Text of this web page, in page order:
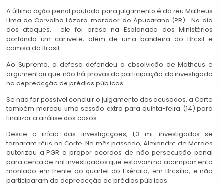
A última ação penal pautada para julgamento é do réu Matheus
Lima de Carvalho Lázaro, morador de Apucarana (PR). No dia
dos ataques, ele foi preso na Esplanada dos Ministérios
portando um canivete, além de uma bandeira do Brasil e
camisa do Brasil.
Ao Supremo, a defesa defendeu a absolvição de Matheus e
argumentou que não há provas da participação do investigado
na depredação de prédios públicos.
Se não for possível concluir o julgamento dos acusados, a Corte
também marcou uma sessão extra para quinta-feira (14) para
finalizar a análise dos casos.
Desde o início das investigações, 1,3 mil investigados se
tornaram réus na Corte. No mês passado, Alexandre de Moraes
autorizou a PGR a propor acordos de não persecução penal
para cerca de mil investigados que estavam no acampamento
montado em frente ao quartel do Exército, em Brasília, e não
participaram da depredação de prédios públicos.